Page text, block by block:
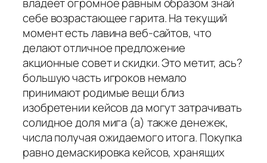
владеет огромное равным образом знай
себе возрастающее гарита. На текущий
момент есть лавина веб-сайтов, что
делают отличное предложение
акционные совет и скидки. Это метит, ась?
большую часть игроков немало
принимают родимые вещи близ
изобретении кейсов да могут затрачивать
солидное доля мига (а) также денежек,
числа получая ожидаемого итога. Покупка
равно демаскировка кейсов, хранящих